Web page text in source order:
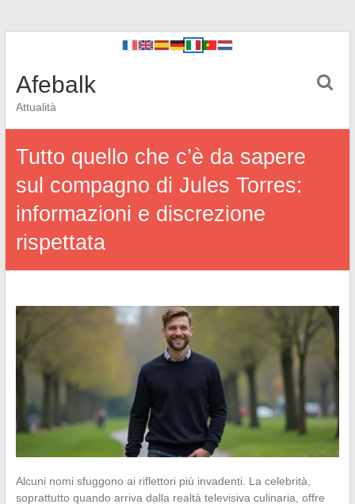
Afebalk
Attualità
Tutto quello che c’è da sapere
sul compagno di Jules Torres:
informazioni e discrezione
rispettata
Alcuni nomi sfuggono ai riflettori più invadenti. La celebrità,
soprattutto quando arriva dalla realtà televisiva culinaria, offre